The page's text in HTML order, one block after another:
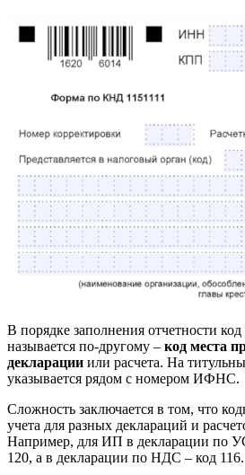
В порядке заполнения отчетности
называется по-другому – код места
декларации или расчета. На
указывается рядом с номером ИФНС.
Сложность заключается в том, что
учета для разных деклараций и
Например, для ИП в декларации по
120, а в декларации по НДС – код 116.